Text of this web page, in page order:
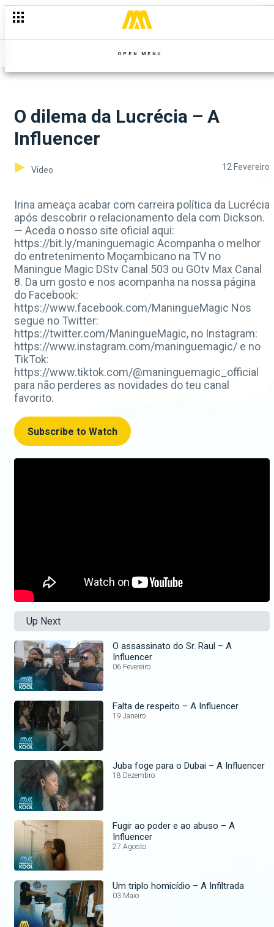
OPEN MENU
O dilema da Lucrécia – A
Influencer
Video 12 Fevereiro
Irina ameaça acabar com carreira política da Lucrécia
após descobrir o relacionamento dela com Dickson.
— Aceda o nosso site oficial aqui:
https://bit.ly/maninguemagic Acompanha o melhor
do entretenimento Moçambicano na TV no
Maningue Magic DStv Canal 503 ou GOtv Max Canal
8. Da um gosto e nos acompanha na nossa página
do Facebook:
https://www.facebook.com/ManingueMagic Nos
segue no Twitter:
https://twitter.com/ManingueMagic, no Instagram:
https://www.instagram.com/maninguemagic/ e no
TikTok:
https://www.tiktok.com/@maninguemagic_official
para não perderes as novidades do teu canal
favorito.
Subscribe to Watch
Up Next
O assassinato do Sr. Raul – A
Influencer
06 Fevereiro
Falta de respeito – A Influencer
19 Janeiro
Juba foge para o Dubai – A Influencer
18 Dezembro
Fugir ao poder e ao abuso – A
Influencer
27 Agosto
Um triplo homicídio – A Infiltrada
03 Maio